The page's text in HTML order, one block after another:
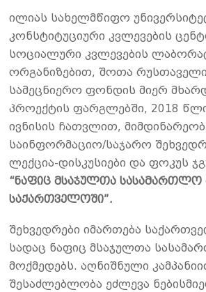
ილიას სახელმწიფო
კონსტიტუციური კვლევების
სოციალური კვლევების
ორგანიზებით, შოთა
სამეცნიერო ფონდის მიერ
პროექტის ფარგლებში, 2018
ივნისის ჩათვლით,
საინფორმაციო/საჯარო
ლექცია-დისკუსიები და ფოკუს
“ნაფიც მსაჯულთა
საქართველოში”.
შეხვედრები იმართება
სადაც ნაფიც მსაჯულთა
მოქმედებს. აღნიშნული
შესაძლებლობა ეძლევა